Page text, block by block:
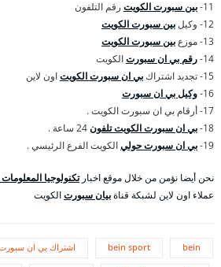
11- بين سبورت الكويت رقم التلفون
12- وكيل
بين سبورت الكويت
13- موزع
بين سبورت الكويت
14- رقم بي ان سبورتالكويت
15- تجديد اشتراك
بي ان سبورت الكويتاون لاين
16- وكيل بي ان سبورت
17- أرقام بي ان سبورت الكويت .
18- بي ان سبورت الكويت تلفون
19- بي ان سبورت حوليالكويت الفرع الرئيسي .
نحن أيضا نؤمن من خلال موقع اخبارتكنولوجيا
عملاء اون لاين لشبكة قناةبيان سبورتالكويت
bein
bein sport اشتراك بي ان